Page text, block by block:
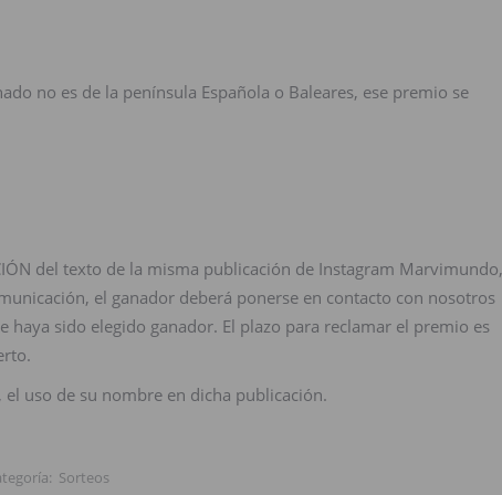
no es de la península Española o Baleares, ese premio se
del texto de la misma publicación de Instagram Marvimundo,
el ganador deberá ponerse en contacto con nosotros
sido elegido ganador. El plazo para reclamar el premio es
uso de su nombre en dicha publicación.
Sorteos